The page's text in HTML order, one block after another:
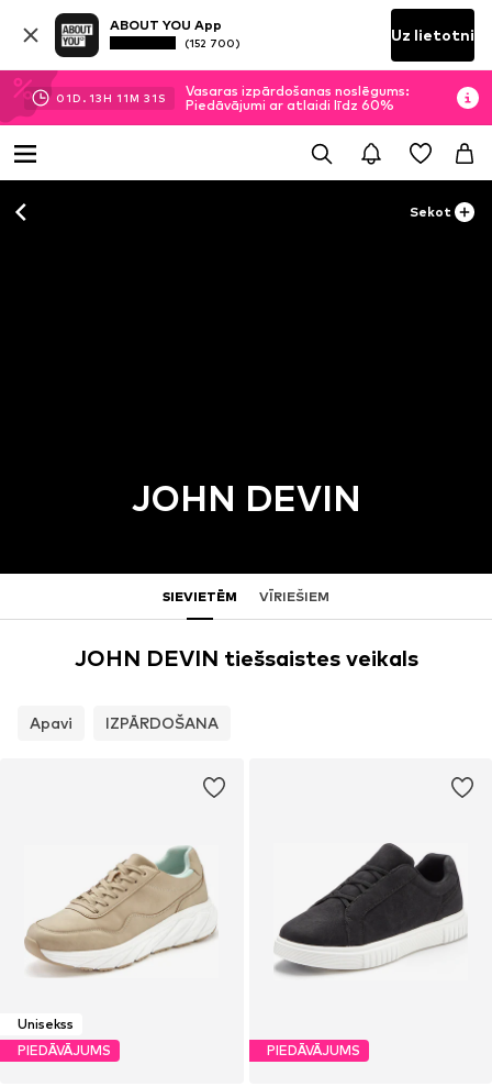
ABOUT YOU App
(152 700) Uz lietotni
01D. 13H 11M 31 S
Vasaras izpārdošanas noslēgums:
Piedāvājumi ar atlaidi līdz 60%
Sekot
JOHN DEVIN
SIEVIETĒM VĪRIEŠIEM
JOHN DEVIN tiešsaistes veikals
Apavi IZPĀRDOŠANA
Unisekss
PIEDĀVĀJUMS
PIEDĀVĀJUMS